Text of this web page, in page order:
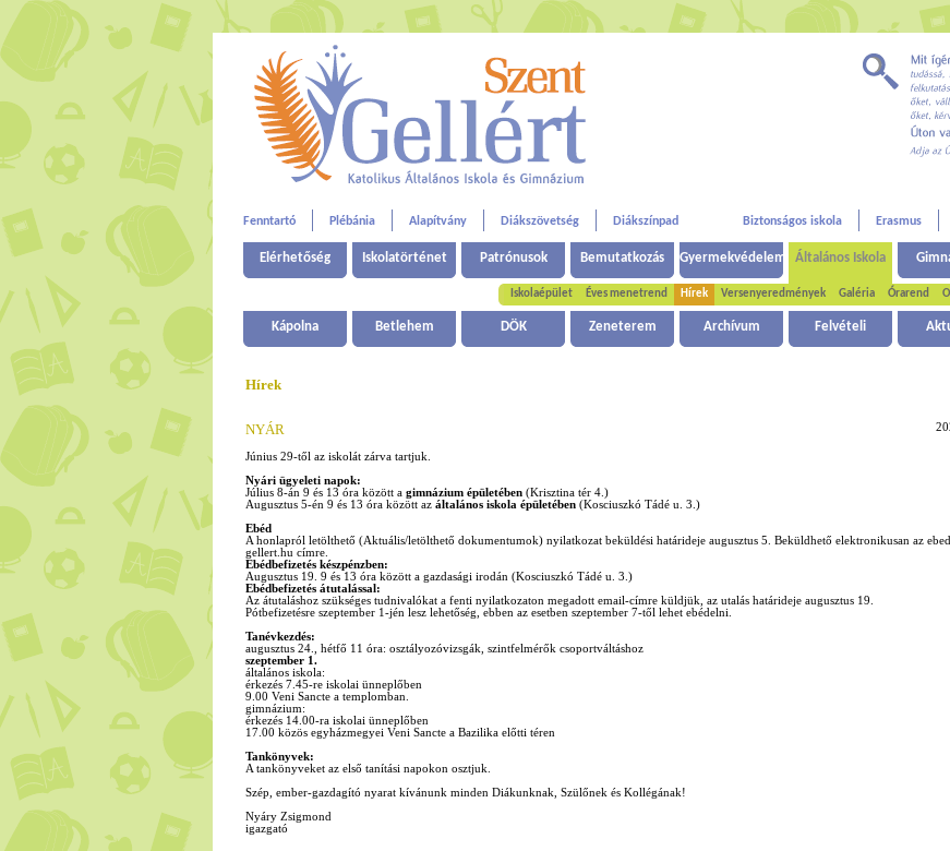
Fenntartó Plébánia Alapítvány Diákszövetség Diákszínpad Biztonságos iskola Erasmus
Elérhetőség Iskolatörténet Patrónusok Bemutatkozás Gyermekvédelem Általános Iskola
Iskolaépület Éves menetrend Hírek Versenyeredmények Galéria Órarend
Kápolna Betlehem DÖK Zeneterem Archívum Felvételi
Hírek
NYÁR
Június 29-től az iskolát zárva tartjuk.
Nyári ügyeleti napok:
Július 8-án 9 és 13 óra között a gimnázium épületében (Krisztina tér 4.)
Augusztus 5-én 9 és 13 óra között az általános iskola épületében (Kosciuszkó Tádé u. 3.)
Ebéd
A honlapról letölthető (Aktuális/letölthető dokumentumok) nyilatkozat beküldési határideje augusztus 5. Beküldhető elektronikusan az
gellert.hu címre.
Ebédbefizetés készpénzben:
Augusztus 19. 9 és 13 óra között a gazdasági irodán (Kosciuszkó Tádé u. 3.)
Ebédbefizetés átutalással:
Az átutaláshoz szükséges tudnivalókat a fenti nyilatkozaton megadott email-címre küldjük, az utalás határideje augusztus 19.
Pótbefizetésre szeptember 1-jén lesz lehetőség, ebben az esetben szeptember 7-től lehet ebédelni.
Tanévkezdés:
augusztus 24., hétfő 11 óra: osztályozóvizsgák, szintfelmérők csoportváltáshoz
szeptember 1.
általános iskola:
érkezés 7.45-re iskolai ünneplőben
9.00 Veni Sancte a templomban.
gimnázium:
érkezés 14.00-ra iskolai ünneplőben
17.00 közös egyházmegyei Veni Sancte a Bazilika előtti téren
Tankönyvek:
A tankönyveket az első tanítási napokon osztjuk.
Szép, ember-gazdagító nyarat kívánunk minden Diákunknak, Szülőnek és Kollégának!
Nyáry Zsigmond
igazgató